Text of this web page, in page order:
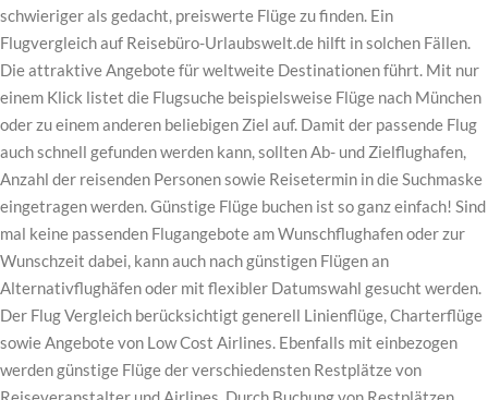
schwieriger als gedacht, preiswerte Flüge zu finden. Ein
Flugvergleich auf Reisebüro-Urlaubswelt.de hilft in solchen Fällen.
Die attraktive Angebote für weltweite Destinationen führt. Mit nur
einem Klick listet die Flugsuche beispielsweise Flüge nach München
oder zu einem anderen beliebigen Ziel auf. Damit der passende Flug
auch schnell gefunden werden kann, sollten Ab- und Zielflughafen,
Anzahl der reisenden Personen sowie Reisetermin in die Suchmaske
eingetragen werden. Günstige Flüge buchen ist so ganz einfach! Sind
mal keine passenden Flugangebote am Wunschflughafen oder zur
Wunschzeit dabei, kann auch nach günstigen Flügen an
Alternativflughäfen oder mit flexibler Datumswahl gesucht werden.
Der Flug Vergleich berücksichtigt generell Linienflüge, Charterflüge
sowie Angebote von Low Cost Airlines. Ebenfalls mit einbezogen
werden günstige Flüge der verschiedensten Restplätze von